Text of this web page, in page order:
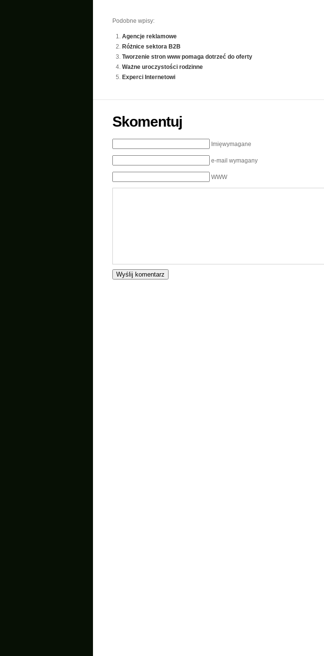
Podobne wpisy:
Agencje reklamowe
Różnice sektora B2B
Tworzenie stron www pomaga dotrzeć do oferty
Ważne uroczystości rodzinne
Experci Internetowi
Skomentuj
Imięwymagane
e-mail wymagany
WWW